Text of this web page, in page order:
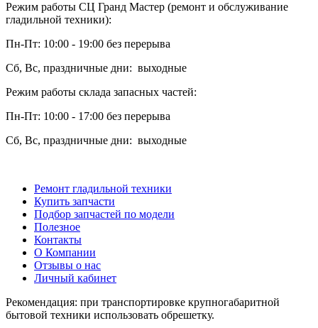
Режим работы СЦ Гранд Мастер (ремонт и обслуживание
гладильной техники):
Пн-Пт: 10:00 - 19:00 без перерыва
Сб, Вс, праздничные дни: выходные
Режим работы склада запасных частей:
Пн-Пт: 10:00 - 17:00 без перерыва
Сб, Вс, праздничные дни: выходные
Ремонт гладильной техники
Купить запчасти
Подбор запчастей по модели
Полезное
Контакты
О Компании
Отзывы о нас
Личный кабинет
Рекомендация: при транспортировке крупногабаритной
бытовой техники использовать обрешетку.